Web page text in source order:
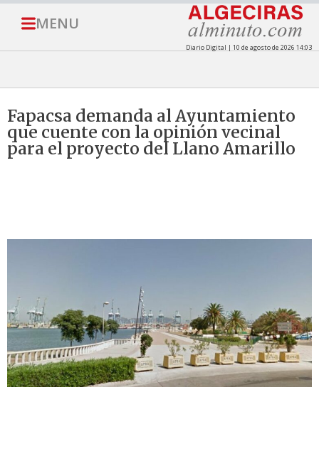
MENU
Diario Digital | 10 de agosto de 2026 14:03
Fapacsa demanda al Ayuntamiento
que cuente con la opinión vecinal
para el proyecto del Llano Amarillo